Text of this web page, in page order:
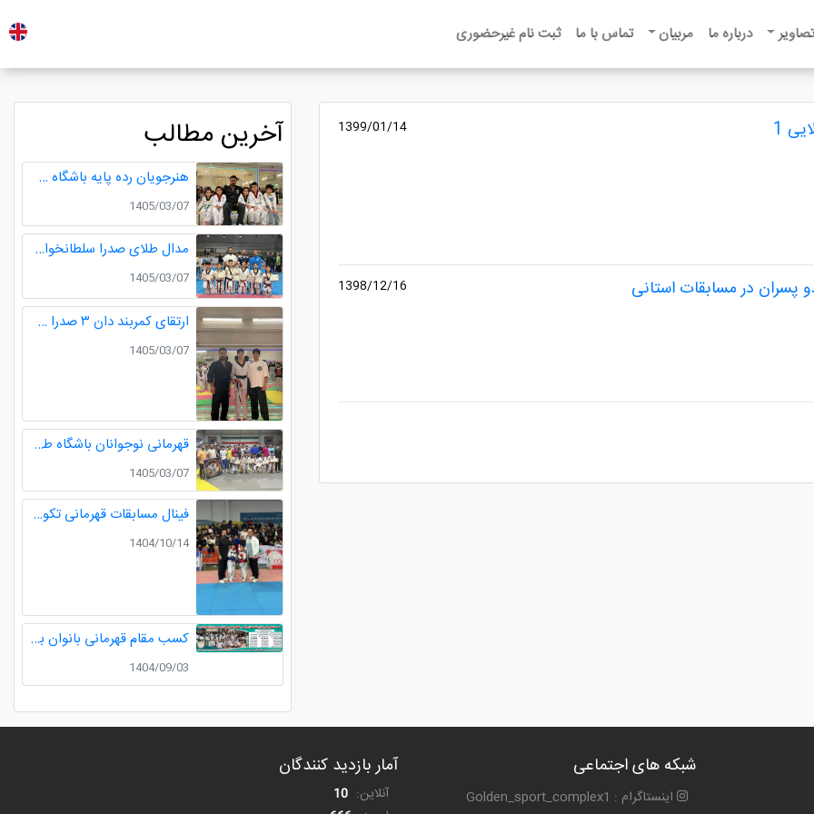
درباره ما مربیان تماس با ما ثبت نام غیرحضوری
1
1399/01/14
پسران در مسابقات استانی 1398/12/16
آخرین مطالب
هنرجویان رده پایه باشگاه طلایی
1405/03/07
مدال طلای صدرا سلطانخواه و مدال نقره سامیار محمدی در مسابقات قهرمانی نونهالان استان گیلان
1405/03/07
ارتقای کمربند دان ۳ صدرا سلطانخواه قهرمان چندین دوره مسابقات استانی و کشوری در رده سنی خردسالان و نونهالان
1405/03/07
قهرمانی نوجوانان باشگاه طلایی در مسابقات قهرمانی نوجوانان تکواندو استان گیلان
1405/03/07
فینال مسابقات قهرمانی تکواندو لیگ خردسالان استان مدال طلا صدرا ظفری از باشگاه طلایی به مربیگری استاد عسکری مربی ارزنده باشگاه
1404/10/14
کسب مقام قهرمانی بانوان باشگاه طلایی در رقابت های کشوری کاراته
1404/09/03
شبکه های اجتماعی
اینستاگرام : Golden_sport_complex1
آمار بازدید کنندگان
آنلاین: 10